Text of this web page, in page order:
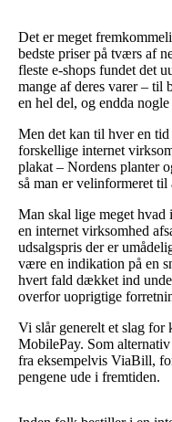
Det er meget
bedste priser på tværs af
fleste e-shops fundet det
mange af deres varer – til
en hel del, og endda
Men det kan til hver en
forskellige internet
plakat – Nordens planter
så man er velinformeret til
Man skal lige meget
en internet virksomhed
udsalgspris der er
være en indikation på en
hvert fald dækket ind
overfor uoprigtige
Vi slår generelt et slag for
MobilePay. Som
fra eksempelvis ViaBill,
pengene ude i fremtiden.